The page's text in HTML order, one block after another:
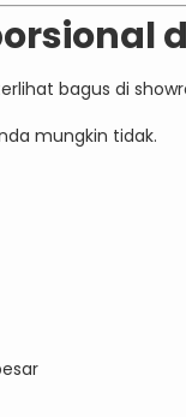
bagus di
mungkin tidak.